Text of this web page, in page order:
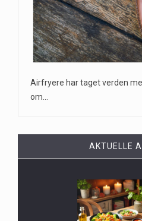
Airfryere har taget verden
om…
AKTUELLE